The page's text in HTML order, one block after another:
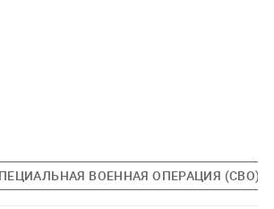
ВОЕННАЯ ОПЕРАЦИЯ (СВО)